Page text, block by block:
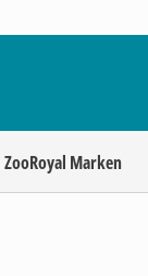
ZooRoyal Marken